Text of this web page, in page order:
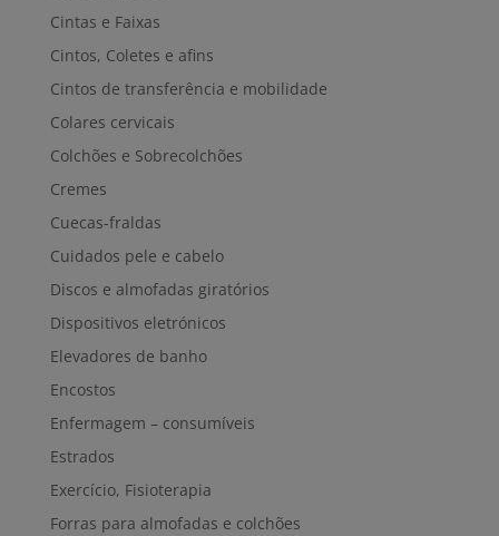
Cintas e Faixas
Cintos, Coletes e afins
Cintos de transferência e mobilidade
Colares cervicais
Colchões e Sobrecolchões
Cremes
Cuecas-fraldas
Cuidados pele e cabelo
Discos e almofadas giratórios
Dispositivos eletrónicos
Elevadores de banho
Encostos
Enfermagem – consumíveis
Estrados
Exercício, Fisioterapia
Forras para almofadas e colchões